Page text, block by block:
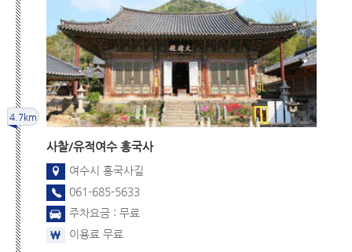
사찰/유적여수 흥국사
여수시 흥국사길
061-685-5633
주차요금 : 무료
이용료 무료
4.7km